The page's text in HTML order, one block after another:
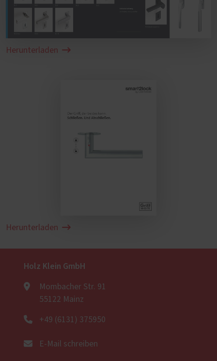
Herunterladen
Herunterladen
Holz Klein GmbH
Mombacher Str. 91
55122 Mainz
+49 (6131) 375950
E-Mail schreiben